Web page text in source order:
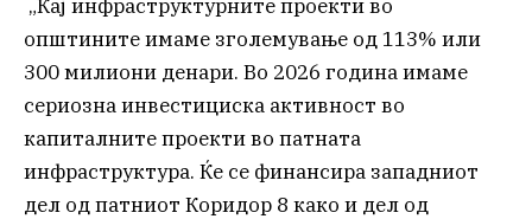
„Кај инфраструктурните проекти во
општините имаме зголемување од 113% или
300 милиони денари. Во 2026 година имаме
сериозна инвестициска активност во
капиталните проекти во патната
инфраструктура. Ќе се финансира западниот
дел од патниот Коридор 8 како и дел од